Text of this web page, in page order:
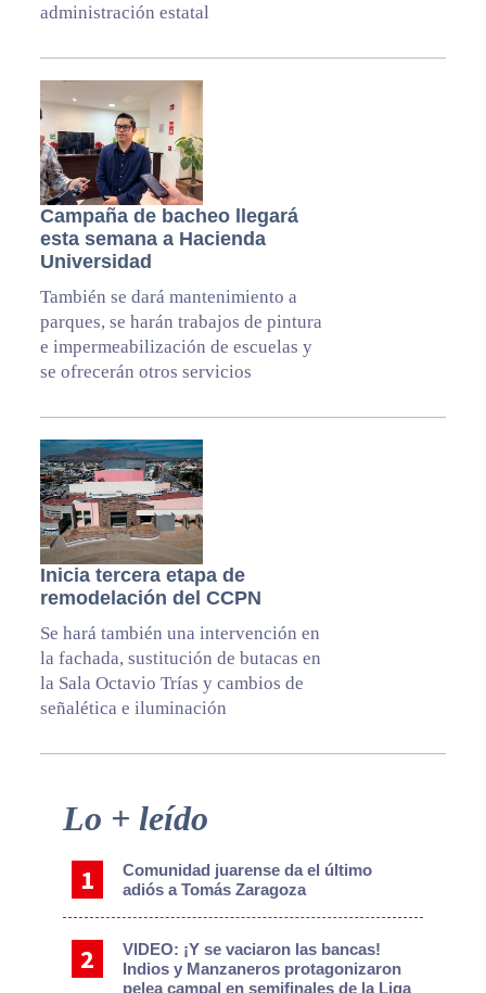
administración estatal
Campaña de bacheo llegará
esta semana a Hacienda
Universidad
También se dará mantenimiento a
parques, se harán trabajos de pintura
e impermeabilización de escuelas y
se ofrecerán otros servicios
Inicia tercera etapa de
remodelación del CCPN
Se hará también una intervención en
la fachada, sustitución de butacas en
la Sala Octavio Trías y cambios de
señalética e iluminación
Primary
Lo + leído
Comunidad juarense da el último
adiós a Tomás Zaragoza
VIDEO: ¡Y se vaciaron las bancas!
Indios y Manzaneros protagonizaron
pelea campal en semifinales de la Liga